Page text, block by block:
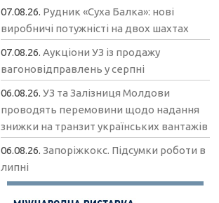
07.08.26. Рудник «Суха Балка»: нові
виробничі потужністі на двох шахтах
07.08.26.Аукціони УЗ із продажу
вагоновідправлень у серпні
06.08.26.УЗ та Залізниця Молдови
проводять перемовини щодо надання
знижки на транзит українських вантажів
06.08.26.Запоріжкокс. Підсумки роботи в
липні